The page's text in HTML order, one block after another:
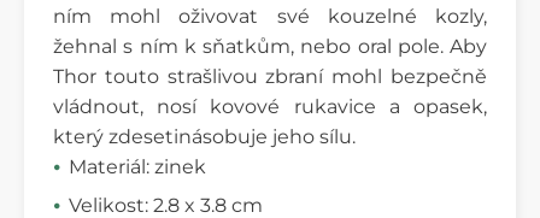
ním mohl oživovat své kouzelné kozly,
žehnal s ním k sňatkům, nebo oral pole. Aby
Thor touto strašlivou zbraní mohl bezpečně
vládnout, nosíkovové rukavice a opasek,
který zdesetinásobuje jeho sílu.
Materiál: zinek
Velikost: 2.8 x 3.8 cm